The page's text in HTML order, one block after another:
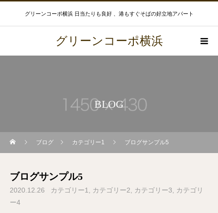
グリーンコーポ横浜 日当たりも良好 、港もすぐそばの好立地アパート
グリーンコーポ横浜
BLOG
ブログ カテゴリー1 ブログサンプル5
ブログサンプル5
2020.12.26 カテゴリー1 カテゴリー2 カテゴリー3
カテゴリ
ー4